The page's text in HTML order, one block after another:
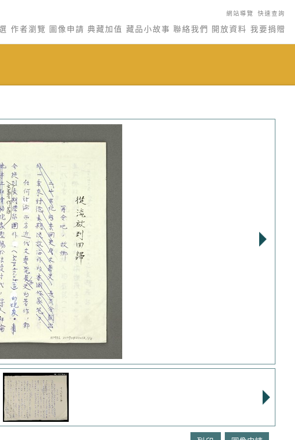
網站導覽 快速查詢
作者瀏覽 圖像申請 典藏加值 藏品小故事 聯絡我們 開放資料 我要捐贈